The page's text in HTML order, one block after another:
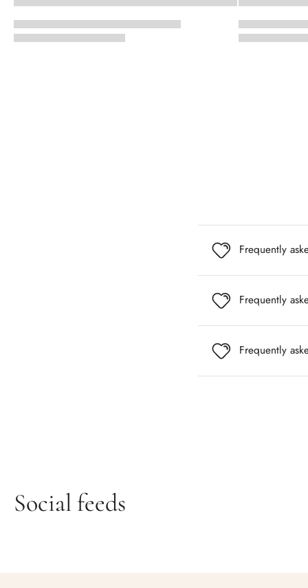
Frequently
Frequently
Frequently
Social feeds